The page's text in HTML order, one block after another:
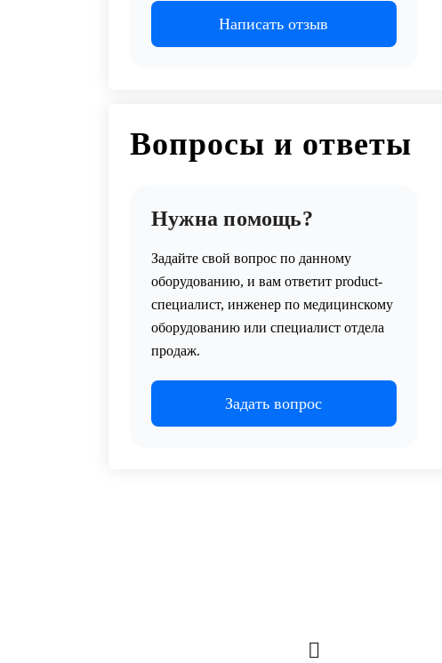
Написать отзыв
Вопросы и ответы
Нужна помощь?
Задайте свой вопрос по данному
оборудованию, и вам ответит product-
специалист, инженер по медицинскому
оборудованию или специалист отдела
продаж.
Задать вопрос